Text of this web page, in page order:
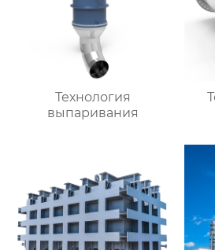
Технология
выпаривания